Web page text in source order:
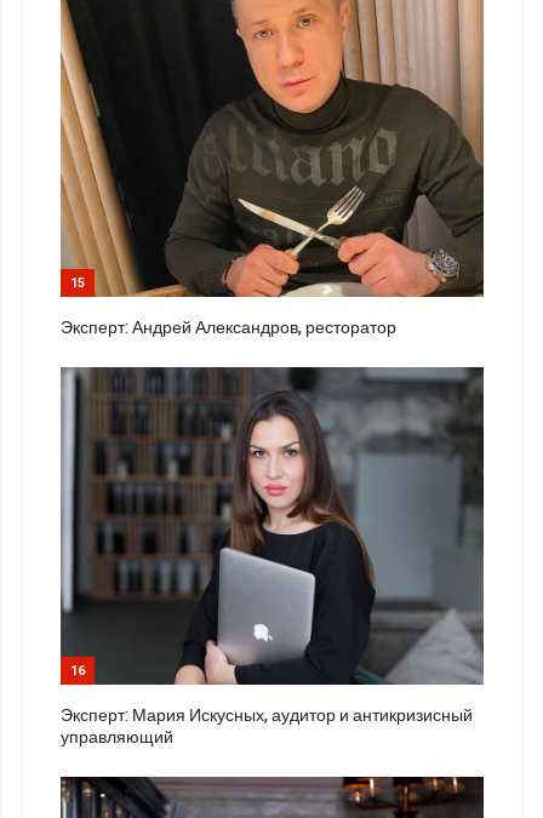
15
Эксперт: Андрей Александров, ресторатор
16
Эксперт: Мария Искусных, аудитор и антикризисный
управляющий